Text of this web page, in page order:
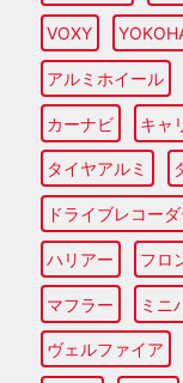
VOXY
アルミホイール
カーナビ キャ
タイヤアルミ
ドライブレコー
ハリアー フロ
マフラー ミニ
ヴェルファイア